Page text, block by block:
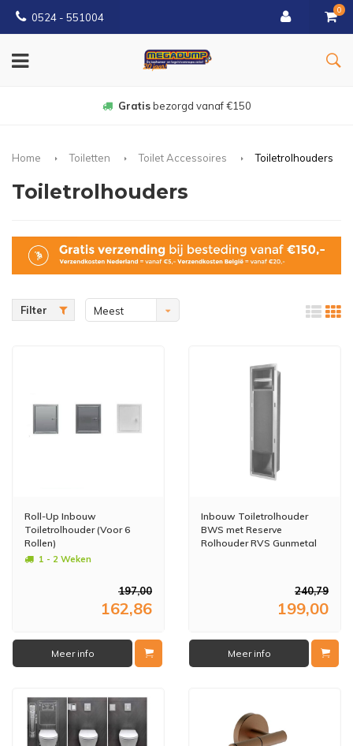
0524 - 551004
0
Gratisbezorgd vanaf €150
Home Toiletten Toilet Accessoires Toiletrolhouders
Toiletrolhouders
Filter
Meest
Roll-Up Inbouw
Toiletrolhouder (Voor 6
Rollen)
1 - 2 Weken
197,00
162,86
Meer info
Inbouw Toiletrolhouder
BWS met Reserve
Rolhouder RVS Gunmetal
240,79
199,00
Meer info